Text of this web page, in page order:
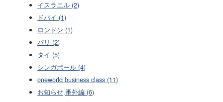
イスラエル (2)
ドバイ (1)
ロンドン (1)
パリ (2)
タイ (5)
シンガポール (4)
oneworld business class (11)
お知らせ,番外編 (6)